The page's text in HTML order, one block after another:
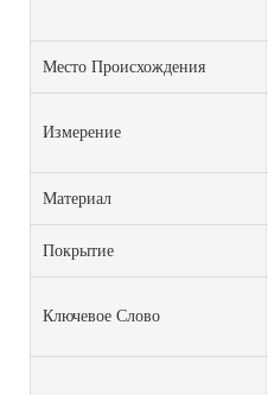
Место Происхождения
Измерение
Материал
Покрытие
Ключевое Слово